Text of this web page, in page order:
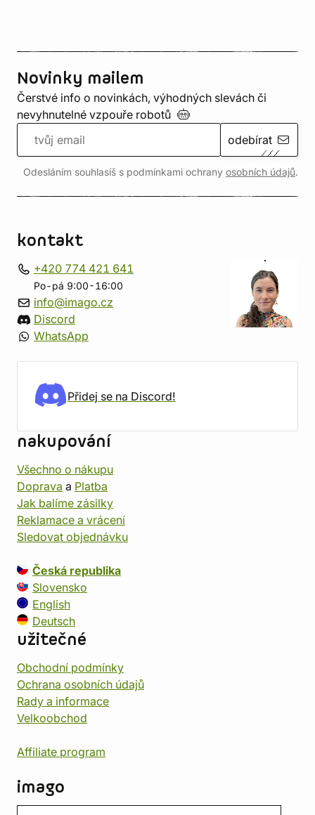
Novinky mailem
Čerstvé info o novinkách, výhodných slevách či
nevyhnutelné vzpouře robotů
odebírat
Odesláním souhlasíš s podmínkami ochrany osobních údajů.
kontakt
+420 774 421 641
Po-pá 9:00-16:00
info@imago.cz
Discord
WhatsApp
Přidej se na Discord!
nakupování
Všechno o nákupu
Doprava a Platba
Jak balíme zásilky
Reklamace a vrácení
Sledovat objednávku
Česká republika
Slovensko
English
Deutsch
užitečné
Obchodní podmínky
Ochrana osobních údajů
Rady a informace
Velkoobchod
Affiliate program
imago